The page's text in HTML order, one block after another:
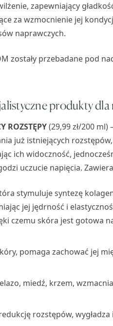
zapewniający
za wzmocnienie jej
naprawczych.
zostały przebadane pod
produkty dla
ROZSTĘPY(29,99 zł/200
już istniejących
ich widoczność,
uczucie napięcia.
stymuluje syntezę
jej jędrność i
czemu skóra jest gotowa
pomaga zachować jej
miedź, krzem,
rozstępów,